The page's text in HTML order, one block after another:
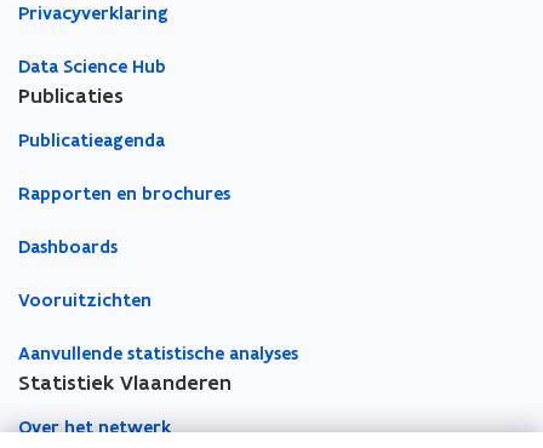
Privacyverklaring
Data Science Hub
Publicaties
Publicatieagenda
Rapporten en brochures
Dashboards
Vooruitzichten
Aanvullende statistische analyses
Statistiek Vlaanderen
Over het netwerk